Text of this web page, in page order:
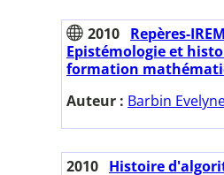
2010 Repères-
Epistémologie et
formation
Auteur : Barbin
2010 Histoire